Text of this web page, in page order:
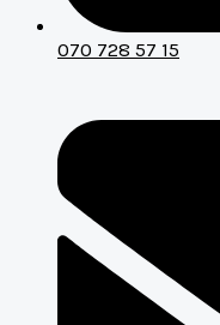
070 728 57 15